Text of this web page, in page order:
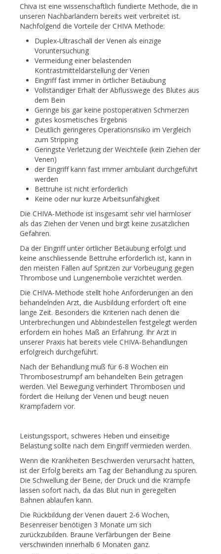
Chiva ist eine wissenschaftlich fundierte Methode, die in
unseren Nachbarländern bereits weit verbreitet ist.
Nachfolgend die Vorteile der CHIVA Methode:
Duplex-Ultraschall der Venen als einzige
Voruntersuchung
Vermeidung einer belastenden
Kontrastmitteldarstellung der Venen
Eingriff fast immer in örtlicher Betäubung
Vollständiger Erhalt der Abflusswege des Blutes aus
dem Bein
Geringe bis gar keine postoperativen Schmerzen
gutes kosmetisches Ergebnis
Deutlich geringeres Operationsrisiko im Vergleich
zum Stripping
Geringste Verletzung der Weichteile (kein Ziehen der
Venen)
der Eingriff kann fast immer ambulant durchgeführt
werden
Bettruhe ist nicht erforderlich
Keine oder nur kurze Arbeitsunfähigkeit
Die CHIVA-Methode ist insgesamt sehr viel harmloser
als das Ziehen der Venen und birgt keine zusätzlichen
Gefahren.
Da der Eingriff unter örtlicher Betäubung erfolgt und
keine anschliessende Bettruhe erforderlich ist, kann in
den meisten Fällen auf Spritzen zur Vorbeugung gegen
Thrombose und Lungenembolie verzichtet werden.
Die CHIVA-Methode stellt hohe Anforderungen an den
behandelnden Arzt, die Ausbildung erfordert oft eine
lange Zeit. Besonders die Kriterien nach denen die
Unterbrechungen und Abbindestellen festgelegt werden
erfordern ein hohes Maß an Erfahrung. Ihr Arzt in
unserer Praxis hat bereits viele CHIVA-Behandlungen
erfolgreich durchgeführt.
Nach der Behandlung muß für 6-8 Wochen ein
Thrombosestrumpf am behandelten Bein getragen
werden. Viel Bewegung verhindert Thrombosen und
fördert die Heilung der Venen und beugt neuen
Krampfadern vor.
Leistungssport, schweres Heben und einseitige
Belastung sollte nach dem Eingriff vermieden werden.
Wenn die Krankheiten Beschwerden verursacht hatten,
ist der Erfolg bereits am Tag der Behandlung zu spüren.
Die Schwellung der Beine, der Druck und die Krämpfe
lassen sofort nach, da das Blut nun in geregelten
Bahnen ablaufen kann.
Die Rückbildung der Venen dauert 2-6 Wochen,
Besenreiser benötigen 3 Monate um sich
zurückzubilden. Braune Verfärbungen der Beine
verschwinden innerhalb 6 Monaten ganz.